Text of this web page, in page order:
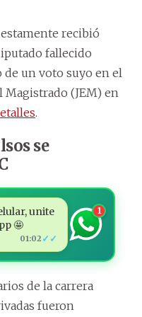
recibió
fallecido
de un voto suyo en el
Magistrado (JEM) en
.
se
unite
🤩
01:02 ✓✓
1
de la carrera
fueron